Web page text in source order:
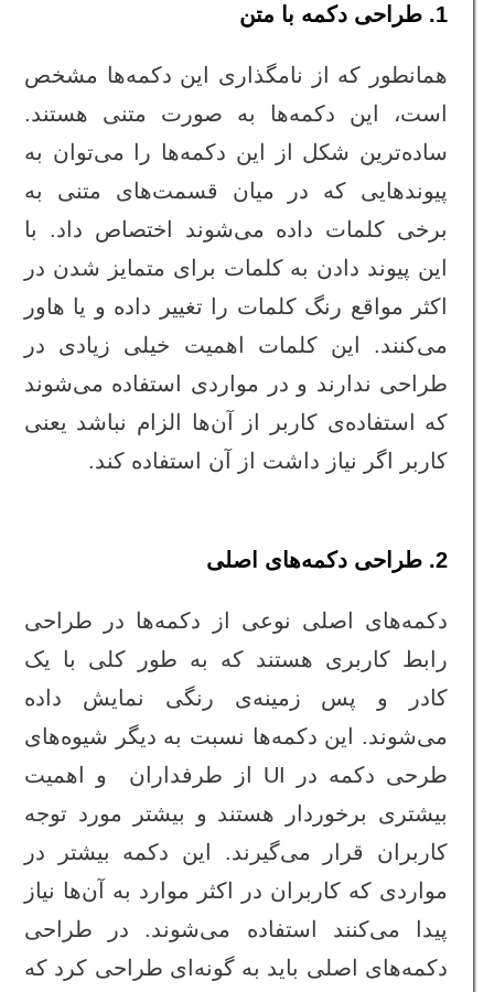
1. طراحی دکمه با متن
همانطور که از نامگذاری این دکمه‌ها مشخص
است، این دکمه‌ها به صورت متنی هستند.
ساده‌ترین شکل از این دکمه‌ها را می‌توان به
پیوندهایی که در میان قسمت‌های متنی به
برخی کلمات داده‌ می‌شوند اختصاص داد. با
این پیوند دادن به کلمات برای متمایز شدن در
اکثر مواقع رنگ کلمات را تغییر داده و یا هاور
می‌کنند. این کلمات اهمیت خیلی زیادی در
طراحی ندارند و در مواردی استفاده می‌شوند
که استفاده‌ی کاربر از آن‌ها الزام نباشد یعنی
کاربر اگر نیاز داشت از آن استفاده کند.
2. طراحی دکمه‌های اصلی
دکمه‌های اصلی نوعی از دکمه‌ها در طراحی
رابط کاربری هستند که به طور کلی با یک
کادر و پس زمینه‌ی رنگی نمایش داده
می‌شوند. این دکمه‌ها نسبت به دیگر شیوه‌های
طرحی دکمه در UI از طرفداران و اهمیت
بیشتری برخوردار هستند و بیشتر مورد توجه
کاربران قرار می‌گیرند. این دکمه بیشتر در
مواردی که کاربران در اکثر موارد به آن‌ها نیاز
پیدا می‌کنند استفاده می‌شوند. در طراحی
دکمه‌های اصلی باید به گونه‌ای طراحی کرد که